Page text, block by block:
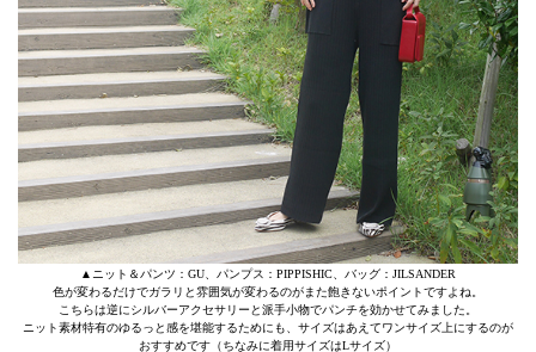
▲ニット＆パンツ：GU、パンプス：PIPPISHIC、バッグ：JILSANDER
色が変わるだけでガラリと雰囲気が変わるのがまた飽きないポイントですよね。
こちらは逆にシルバーアクセサリーと派手小物でパンチを効かせてみました。
ニット素材特有のゆるっと感を堪能するためにも、サイズはあえてワンサイズ上にするのが
おすすめです（ちなみに着用サイズはLサイズ）